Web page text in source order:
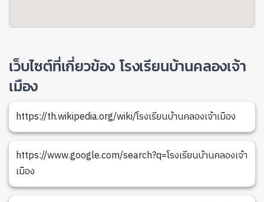
เว็บไซต์ที่เกี่ยวข้อง โรงเรียนบ้านคลองเจ้า
เมือง
https://th.wikipedia.org/wiki/โรงเรียนบ้านคลองเจ้าเมือง
https://www.google.com/search?q=โรงเรียนบ้านคลองเจ้า
เมือง